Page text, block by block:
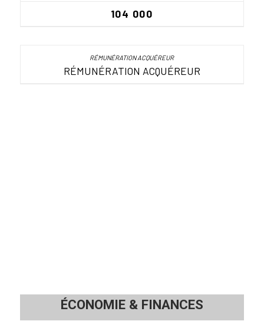
104 000
RÉMUNÉRATION ACQUÉREUR
ÉCONOMIE &FINANCES